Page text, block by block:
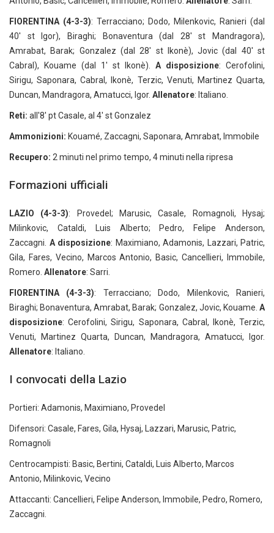
FIORENTINA (4-3-3): Terracciano; Dodo, Milenkovic, Ranieri (dal
40' st Igor), Biraghi; Bonaventura (dal 28' st Mandragora),
Amrabat, Barak; Gonzalez (dal 28' st Ikonè), Jovic (dal 40' st
Cabral), Kouame (dal 1' st Ikonè). A disposizione: Cerofolini,
Sirigu, Saponara, Cabral, Ikonè, Terzic, Venuti, Martinez Quarta,
Duncan, Mandragora, Amatucci, Igor. Allenatore: Italiano.
Reti: all'8' pt Casale, al 4' st Gonzalez
Ammonizioni: Kouamé, Zaccagni, Saponara, Amrabat, Immobile
Recupero: 2 minuti nel primo tempo, 4 minuti nella ripresa
Formazioni ufficiali
LAZIO (4-3-3): Provedel; Marusic, Casale, Romagnoli, Hysaj;
Milinkovic, Cataldi, Luis Alberto; Pedro, Felipe Anderson,
Zaccagni. A disposizione: Maximiano, Adamonis, Lazzari, Patric,
Gila, Fares, Vecino, Marcos Antonio, Basic, Cancellieri, Immobile,
Romero. Allenatore: Sarri.
FIORENTINA (4-3-3): Terracciano; Dodo, Milenkovic, Ranieri,
Biraghi; Bonaventura, Amrabat, Barak; Gonzalez, Jovic, Kouame. A
disposizione: Cerofolini, Sirigu, Saponara, Cabral, Ikonè, Terzic,
Venuti, Martinez Quarta, Duncan, Mandragora, Amatucci, Igor.
Allenatore: Italiano.
I convocati della Lazio
Portieri: Adamonis, Maximiano, Provedel
Difensori: Casale, Fares, Gila, Hysaj, Lazzari, Marusic, Patric,
Romagnoli
Centrocampisti: Basic, Bertini, Cataldi, Luis Alberto, Marcos
Antonio, Milinkovic, Vecino
Attaccanti: Cancellieri, Felipe Anderson, Immobile, Pedro, Romero,
Zaccagni.